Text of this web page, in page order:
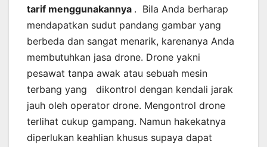
tarif menggunakannya . Bila Anda berharap
mendapatkan sudut pandang gambar yang
berbeda dan sangat menarik, karenanya Anda
membutuhkan jasa drone. Drone yakni
pesawat tanpa awak atau sebuah mesin
terbang yang dikontrol dengan kendali jarak
jauh oleh operator drone. Mengontrol drone
terlihat cukup gampang. Namun hakekatnya
diperlukan keahlian khusus supaya dapat